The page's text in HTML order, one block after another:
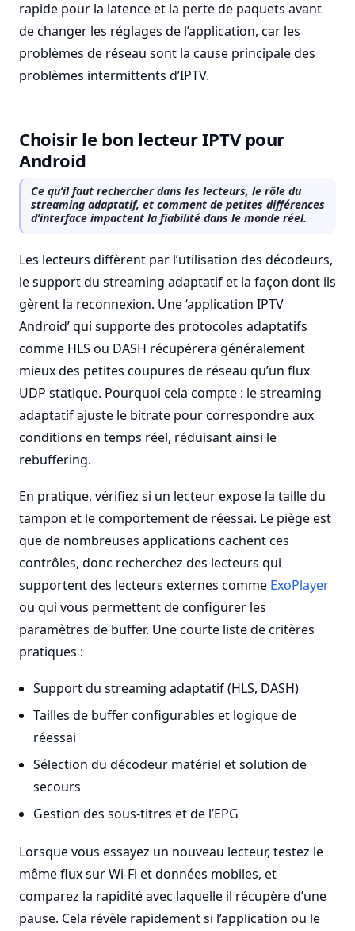
rapide pour la latence et la perte de paquets avant
de changer les réglages de l’application, car les
problèmes de réseau sont la cause principale des
problèmes intermittents d’IPTV.
Choisir le bon lecteur IPTV pour
Android
Ce qu’il faut rechercher dans les lecteurs, le rôle du
streaming adaptatif, et comment de petites différences
d’interface impactent la fiabilité dans le monde réel.
Les lecteurs diffèrent par l’utilisation des décodeurs,
le support du streaming adaptatif et la façon dont ils
gèrent la reconnexion. Une ‘application IPTV
Android’ qui supporte des protocoles adaptatifs
comme HLS ou DASH récupérera généralement
mieux des petites coupures de réseau qu’un flux
UDP statique. Pourquoi cela compte : le streaming
adaptatif ajuste le bitrate pour correspondre aux
conditions en temps réel, réduisant ainsi le
rebuffering.
En pratique, vérifiez si un lecteur expose la taille du
tampon et le comportement de réessai. Le piège est
que de nombreuses applications cachent ces
contrôles, donc recherchez des lecteurs qui
supportent des lecteurs externes comme ExoPlayer
ou qui vous permettent de configurer les
paramètres de buffer. Une courte liste de critères
pratiques :
Support du streaming adaptatif (HLS, DASH)
Tailles de buffer configurables et logique de
réessai
Sélection du décodeur matériel et solution de
secours
Gestion des sous-titres et de l’EPG
Lorsque vous essayez un nouveau lecteur, testez le
même flux sur Wi-Fi et données mobiles, et
comparez la rapidité avec laquelle il récupère d’une
pause. Cela révèle rapidement si l’application ou le